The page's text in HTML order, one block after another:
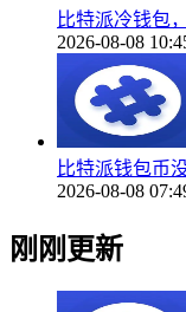
比特派冷钱包
2026-08-08
比特派钱包币
2026-08-08
刚刚更新